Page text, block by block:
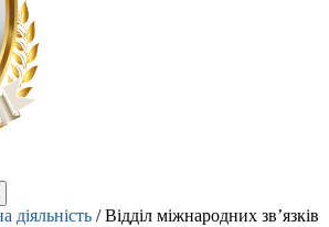
діяльність /Відділ міжнародних зв’язків